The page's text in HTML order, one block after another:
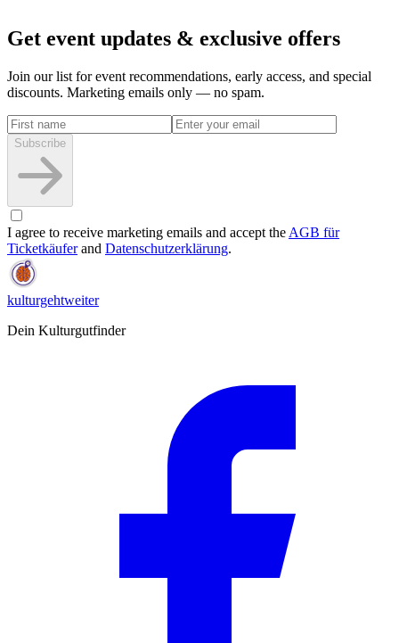
Get event updates & exclusive offers
Join our list for event recommendations, early access, and special
discounts. Marketing emails only — no spam.
Subscribe
I agree to receive marketing emails and accept the AGB für
Ticketkäuferand Datenschutzerklärung.
kulturgehtweiter
Dein Kulturgutfinder